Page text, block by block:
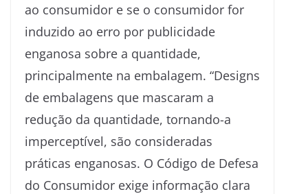
ao consumidor e se o consumidor for
induzido ao erro por publicidade
enganosa sobre a quantidade,
principalmente na embalagem. “Designs
de embalagens que mascaram a
redução da quantidade, tornando-a
imperceptível, são consideradas
práticas enganosas. O Código de Defesa
do Consumidor exige informação clara